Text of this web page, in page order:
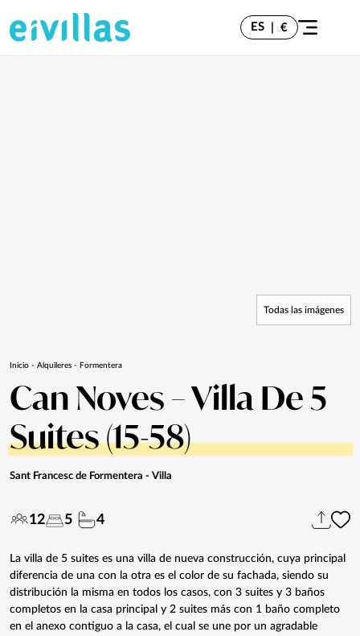
ES €
Todas las imágenes
Inicio - Alquileres - Formentera
Can Noves – Villa De 5
Suites (15-58)
Sant Francesc de Formentera - Villa
12 5 4
La villa de 5 suites es una villa de nueva construcción, cuya principal
diferencia de una con la otra es el color de su fachada, siendo su
distribución la misma en todos los casos, con 3 suites y 3 baños
completos en la casa principal y 2 suites más con 1 baño completo
en el anexo contiguo a la casa, el cual se une por un agradable